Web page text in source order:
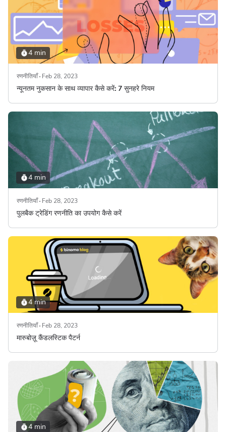
4 min
रणनीतियाँ Feb 28, 2023
न्यूनतम नुकसान के साथ व्यापार कैसे करें: 7 सुनहरे नियम
4 min
रणनीतियाँ Feb 28, 2023
पुलबैक ट्रेडिंग रणनीति का उपयोग कैसे करें
4 min
रणनीतियाँ Feb 28, 2023
मारुबोज़ू कैंडलस्टिक पैटर्न
4 min